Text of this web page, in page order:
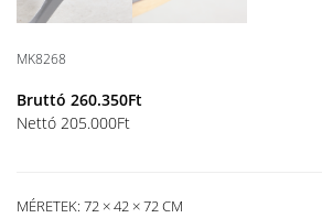
MK8268
Bruttó 260.350Ft
Nettó 205.000Ft
MÉRETEK: 72 × 42 × 72 CM